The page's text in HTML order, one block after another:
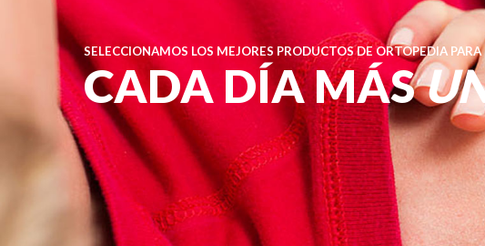
SELECCIONAMOS LOS MEJORES PRODUCTOS DE ORTOPEDIA PARA
CADA DÍA MÁS